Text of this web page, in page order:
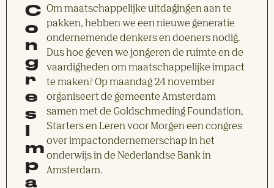
C
o
n
g
r
e
s
I
m
p
a
Om maatschappelijke uitdagingen aan te
pakken, hebben we een nieuwe generatie
ondernemende denkers en doeners nodig.
Dus hoe geven we jongeren de ruimte en de
vaardigheden om maatschappelijke impact
te maken? Op maandag 24 november
organiseert de gemeente Amsterdam
samen met de Goldschmeding Foundation,
Starters en Leren voor Morgen een congres
over impactondernemerschap in het
onderwijs in de Nederlandse Bank in
Amsterdam.